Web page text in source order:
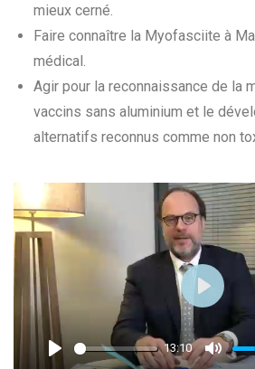
mieux cerné.
Faire connaître la Myofasciite à
médical.
Agir pour la reconnaissance de la
vaccins sans aluminium et le
alternatifs reconnus comme non
13:10
Play